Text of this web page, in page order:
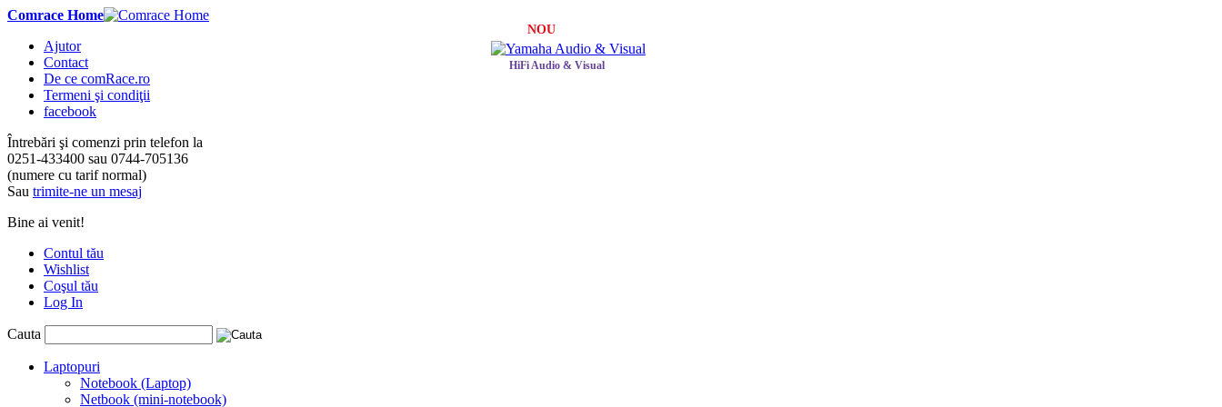
Comrace Home
Ajutor
Contact
De ce comRace.ro
Termeni şi condiţii
facebook
Întrebări şi comenzi prin telefon la
0251-433400 sau 0744-705136
(numere cu tarif normal)
Sau trimite-ne un mesaj
Bine ai venit!
Contul tău
Wishlist
Coşul tău
Log In
NOU
HiFi Audio & Visual
Cauta
Laptopuri
Notebook (Laptop)
Netbook (mini-notebook)